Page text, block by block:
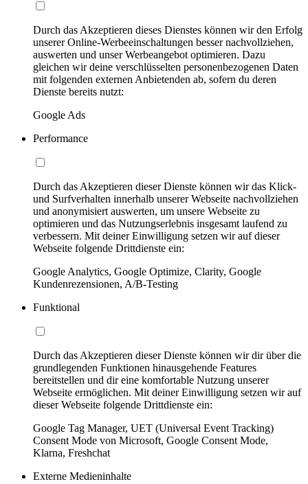
Durch das Akzeptieren dieses Dienstes können wir den Erfolg
unserer Online-Werbeeinschaltungen besser nachvollziehen,
auswerten und unser Werbeangebot optimieren. Dazu
gleichen wir deine verschlüsselten personenbezogenen Daten
mit folgenden externen Anbietenden ab, sofern du deren
Dienste bereits nutzt:
Google Ads
Performance
Durch das Akzeptieren dieser Dienste können wir das Klick-
und Surfverhalten innerhalb unserer Webseite nachvollziehen
und anonymisiert auswerten, um unsere Webseite zu
optimieren und das Nutzungserlebnis insgesamt laufend zu
verbessern. Mit deiner Einwilligung setzen wir auf dieser
Webseite folgende Drittdienste ein:
Google Analytics, Google Optimize, Clarity, Google
Kundenrezensionen, A/B-Testing
Funktional
Durch das Akzeptieren dieser Dienste können wir dir über die
grundlegenden Funktionen hinausgehende Features
bereitstellen und dir eine komfortable Nutzung unserer
Webseite ermöglichen. Mit deiner Einwilligung setzen wir auf
dieser Webseite folgende Drittdienste ein:
Google Tag Manager, UET (Universal Event Tracking)
Consent Mode von Microsoft, Google Consent Mode,
Klarna, Freshchat
Externe Medieninhalte